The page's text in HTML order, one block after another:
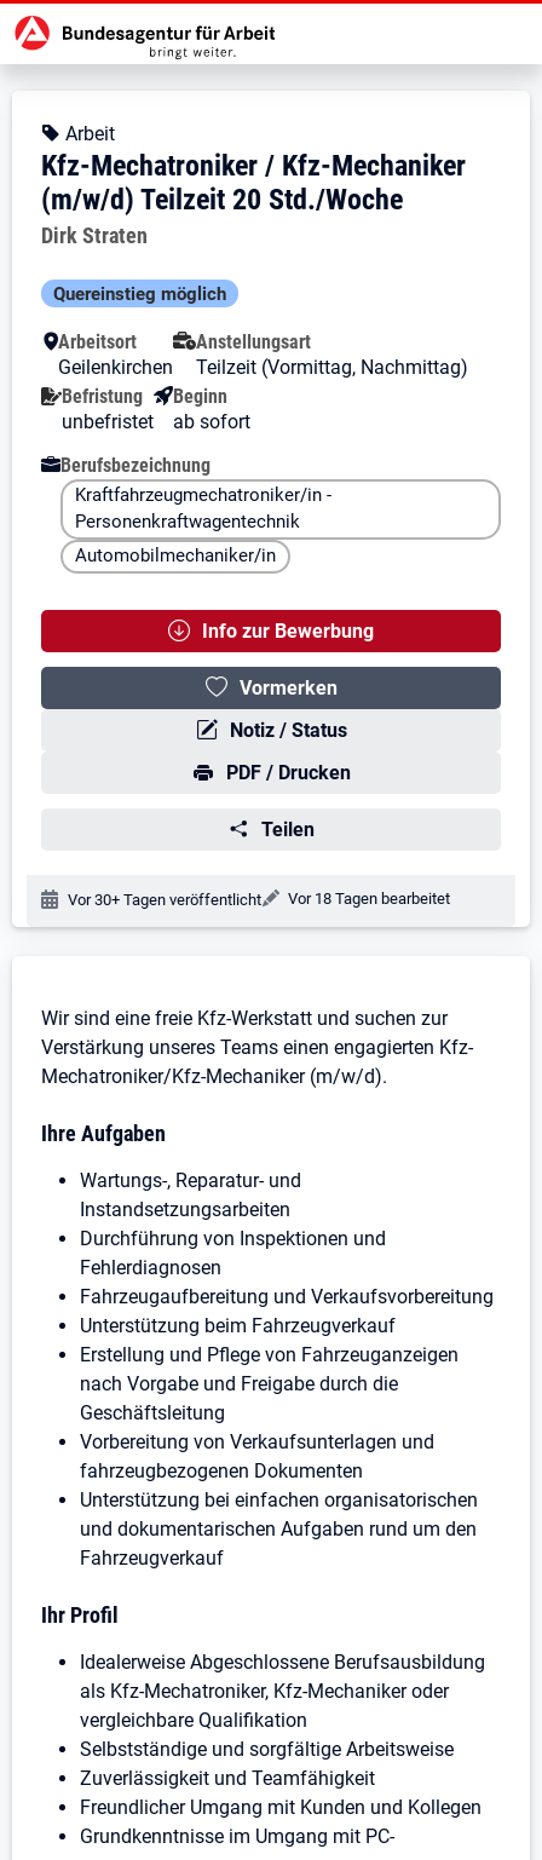
Zur Jobsuche Startseite
Stellendetails zu: Kfz-
Kfz-Mechatroniker / Kfz-
Kfz-Mechatroniker / Kfz-
Kopfbereich
Angebotsart:
Arbeit
Kfz-Mechatroniker / Kfz-Mechaniker
(m/w/d) Teilzeit 20 Std./Woche
Arbeitgeber:
Dirk Straten
Besondere Merkmale
Quereinstieg möglich
Arbeitsort
Geilenkirchen
Anstellungsart
Teilzeit (Vormittag, Nachmittag)
Befristung
unbefristet
Beginn
ab sofort
Berufsbezeichnung
Kraftfahrzeugmechatroniker/in -
Personenkraftwagentechnik
Automobilmechaniker/in
Info zur Bewerbung
Vormerken
Notiz / Status
PDF / Drucken
Teilen
Veröffentlichungsdatum:
Vor 30+ Tagen veröffentlicht Änderungsdatum:
Vor 18 Tagen bearbeitet
Stellenbeschreibung
Wir sind eine freie Kfz-Werkstatt und suchen zur
Verstärkung unseres Teams einen engagierten Kfz-
Mechatroniker/Kfz-Mechaniker (m/w/d).
Ihre Aufgaben
Wartungs-, Reparatur- und
Instandsetzungsarbeiten
Durchführung von Inspektionen und
Fehlerdiagnosen
Fahrzeugaufbereitung und Verkaufsvorbereitung
Unterstützung beim Fahrzeugverkauf
Erstellung und Pflege von Fahrzeuganzeigen
nach Vorgabe und Freigabe durch die
Geschäftsleitung
Vorbereitung von Verkaufsunterlagen und
fahrzeugbezogenen Dokumenten
Unterstützung bei einfachen organisatorischen
und dokumentarischen Aufgaben rund um den
Fahrzeugverkauf
Ihr Profil
Idealerweise Abgeschlossene Berufsausbildung
als Kfz-Mechatroniker, Kfz-Mechaniker oder
vergleichbare Qualifikation
Selbstständige und sorgfältige Arbeitsweise
Zuverlässigkeit und Teamfähigkeit
Freundlicher Umgang mit Kunden und Kollegen
Grundkenntnisse im Umgang mit PC-